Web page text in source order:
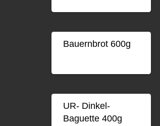
Bauernbrot 600g
UR- Dinkel-
Baguette 400g